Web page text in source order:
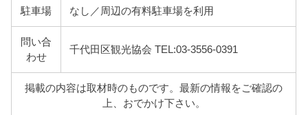
駐車場 なし／周辺の有料駐車場を利用
問い合
わせ
千代田区観光協会 TEL:03-3556-0391
掲載の内容は取材時のものです。最新の情報をご確認の
上、おでかけ下さい。